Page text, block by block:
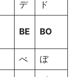
デ ド
BE BO
べ ぼ